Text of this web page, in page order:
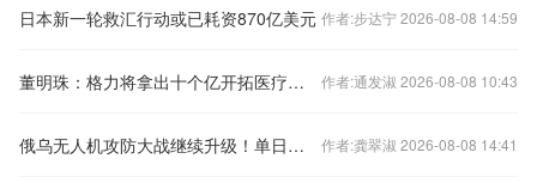
日本新一轮救汇行动或已耗资870亿美元 作者:步达宁 2026-08-08 14:59
董明珠：格力将拿出十个亿开拓医疗设备 作者:通发淑 2026-08-08 10:43
俄乌无人机攻防大战继续升级！单日拦截1158架都只能算是开胃菜？ 作者:龚翠淑 2026-08-08 14:41